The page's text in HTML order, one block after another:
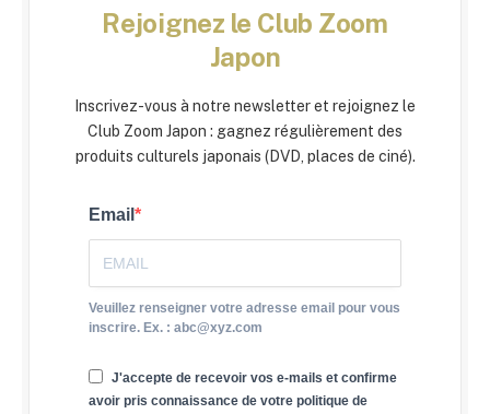
Rejoignez le Club Zoom
Japon
Inscrivez-vous à notre newsletter et rejoignez le
Club Zoom Japon : gagnez régulièrement des
produits culturels japonais (DVD, places de ciné).
Email
Veuillez renseigner votre adresse email pour vous
inscrire. Ex. : abc@xyz.com
J'accepte de recevoir vos e-mails et confirme
avoir pris connaissance de votre politique de